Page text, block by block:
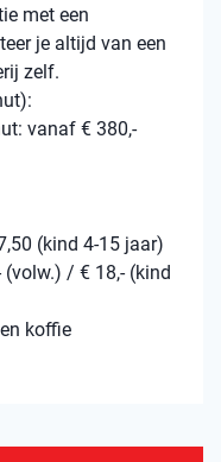
met een
je altijd van een
zelf.
vanaf € 380,-
(kind 4-15 jaar)
/ € 18,- (kind
koffie